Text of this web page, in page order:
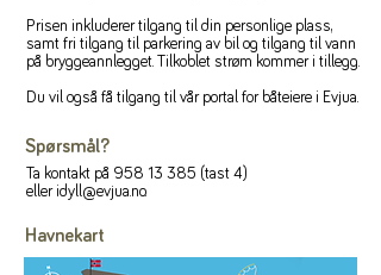
Prisen inkluderer tilgang til din personlige plass,
samt fri tilgang til parkering av bil og tilgang til vann
på bryggeannlegget. Tilkoblet strøm kommer i tillegg.
Du vil også få tilgang til vår portal for båteiere i Evjua.
Spørsmål?
Ta kontakt på 958 13 385 (tast 4)
eller idyll@evjua.no.
Havnekart